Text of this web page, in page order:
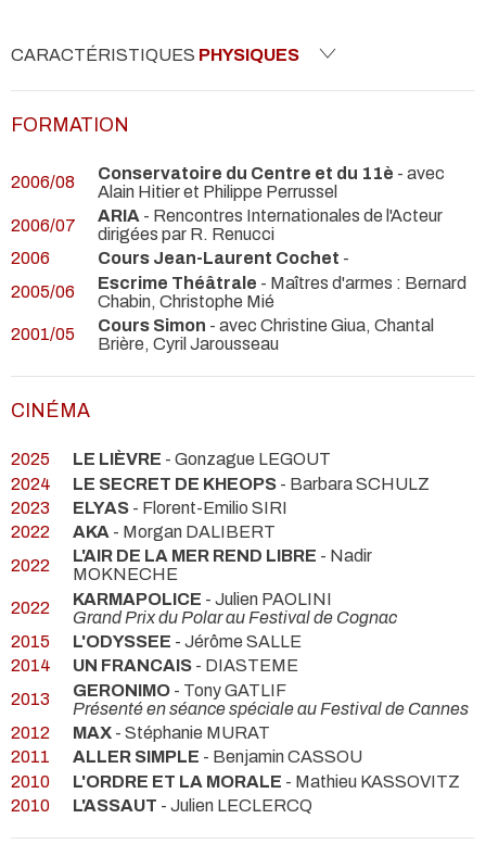
CARACTÉRISTIQUES PHYSIQUES
FORMATION
2006/08 Conservatoire du Centre et du 11è - avec
Alain Hitier et Philippe Perrussel
2006/07
ARIA - Rencontres Internationales de l'Acteur
dirigées par R. Renucci
2006
Cours Jean-Laurent Cochet -
2005/06
Escrime Théâtrale - Maîtres d'armes : Bernard
Chabin, Christophe Mié
2001/05
Cours Simon - avec Christine Giua, Chantal
Brière, Cyril Jarousseau
CINÉMA
2025 LE LIÈVRE - Gonzague LEGOUT
2024
LE SECRET DE KHEOPS - Barbara SCHULZ
2023
ELYAS - Florent-Emilio SIRI
2022
AKA - Morgan DALIBERT
2022
L'AIR DE LA MER REND LIBRE - Nadir
MOKNECHE
2022
KARMAPOLICE - Julien PAOLINI
Grand Prix du Polar au Festival de Cognac
2015
L'ODYSSEE - Jérôme SALLE
2014
UN FRANCAIS - DIASTEME
2013
GERONIMO - Tony GATLIF
Présenté en séance spéciale au Festival de Cannes
2012
MAX - Stéphanie MURAT
2011
ALLER SIMPLE - Benjamin CASSOU
2010
L'ORDRE ET LA MORALE - Mathieu KASSOVITZ
2010
L'ASSAUT - Julien LECLERCQ